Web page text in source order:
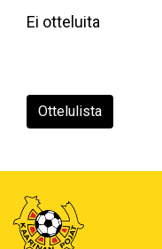
Ei otteluita
Ottelulista